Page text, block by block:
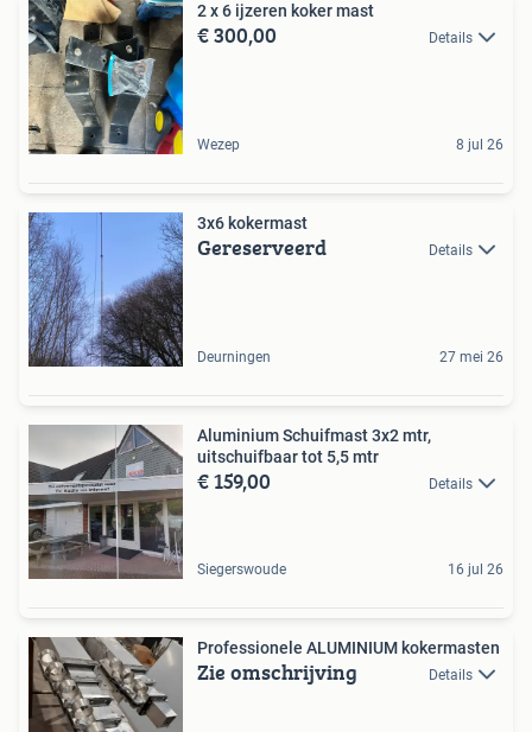
2 x 6 ijzeren koker mast
€ 300,00 Details
Wezep 8 jul 26
3x6 kokermast
Gereserveerd Details
Deurningen 27 mei 26
Aluminium Schuifmast 3x2 mtr,
uitschuifbaar tot 5,5 mtr
€ 159,00 Details
Siegerswoude 16 jul 26
Professionele ALUMINIUM kokermasten
Zie omschrijving Details